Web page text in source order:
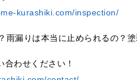
kurashiki.com/inspection/
漏りは本当に止められるの？
わせください！